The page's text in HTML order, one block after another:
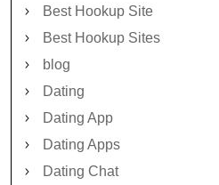
Best Hookup Site
Best Hookup Sites
blog
Dating
Dating App
Dating Apps
Dating Chat